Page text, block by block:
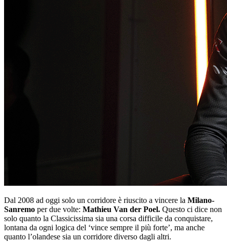
Dal 2008 ad oggi solo un corridore è riuscito a vincere la Milano-
Sanremo per due volte: Mathieu Van der Poel. Questo ci dice non
solo quanto la Classicissima sia una corsa difficile da conquistare,
lontana da ogni logica del ‘vince sempre il più forte’, ma anche
quanto l’olandese sia un corridore diverso dagli altri.